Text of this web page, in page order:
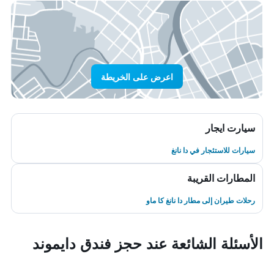
اعرض على الخريطة
سيارت ايجار
سيارات للاستئجار في دا نانغ
المطارات القريبة
رحلات طيران إلى مطار دا نانغ كا ماو
الأسئلة الشائعة عند حجز فندق دايموند